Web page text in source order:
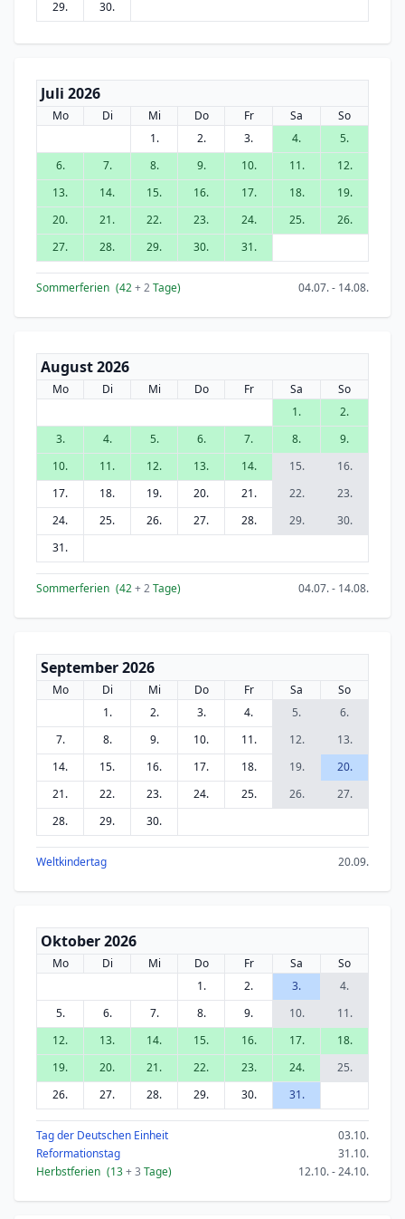
29. 30.
Juli 2026
Mo Di Mi Do Fr Sa
So
1.
2. 3. 4.
5.
6.
7. 8. 9. 10. 11.
12.
13.
14. 15. 16. 17. 18.
19.
20.
21. 22. 23. 24. 25.
26.
27.
28. 29. 30. 31.
Sommerferien (42+ 2Tage) 04.07. - 14.08.
August 2026
Mo Di Mi Do Fr Sa
So
1.
2.
3.
4. 5. 6. 7. 8.
9.
10.
11. 12. 13. 14. 15.
16.
17.
18. 19. 20. 21. 22.
23.
24.
25. 26. 27. 28. 29.
30.
31.
Sommerferien (42+ 2Tage) 04.07. - 14.08.
September 2026
Mo Di Mi Do Fr Sa
So
1.
2. 3. 4. 5.
6.
7.
8. 9. 10. 11. 12.
13.
14.
15. 16. 17. 18. 19.
20.
21.
22. 23. 24. 25. 26.
27.
28.
29. 30.
Weltkindertag 20.09.
Oktober 2026
Mo Di Mi Do Fr Sa
So
1.
2. 3.
4.
5.
6. 7. 8. 9. 10.
11.
12.
13. 14. 15. 16. 17.
18.
19.
20. 21. 22. 23. 24.
25.
26.
27. 28. 29. 30. 31.
Tag der Deutschen Einheit
03.10.
Reformationstag
31.10.
Herbstferien (13+ 3 Tage) 12.10. - 24.10.